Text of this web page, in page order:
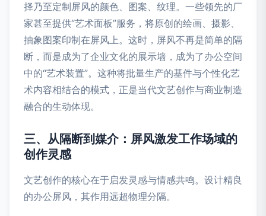
择乃至定制屏风的颜色、图案、纹理。一些领先的厂
家甚至提供“艺术面板”服务，将原创的绘画、摄影、
抽象图案印制在屏风上。这时，屏风不再是简单的隔
断，而是成为了企业文化的展示墙，成为了办公空间
中的“艺术装置”。这种将批量生产的基件与个性化艺
术内容相结合的模式，正是当代文艺创作与商业制造
融合的生动体现。
三、从隔断到媒介：屏风激发工作场域的
创作灵感
文艺创作的核心在于启发灵感与情感共鸣。设计精良
的办公屏风，其作用远超物理分隔。